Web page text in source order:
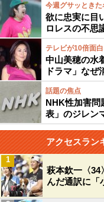
今週グサッときた
欲に忠実に目
ロレスの不思
テレビが10倍面
中山美穂の水
ドラマ」なぜ
話題の焦点
NHK性加害
表」のジレン
アクセスラン
萩本欽一〈
んだ通訳に「
1